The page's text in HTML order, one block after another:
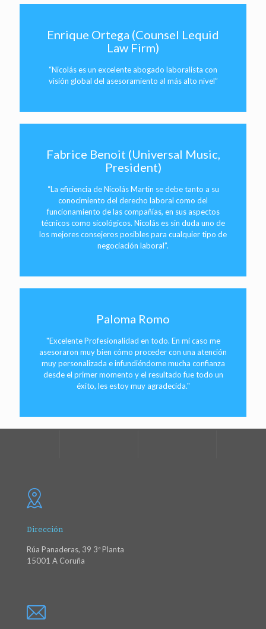
Enrique Ortega (Counsel Lequid
Law Firm)
“Nicolás es un excelente abogado laboralista con
visión global del asesoramiento al más alto nivel”
Fabrice Benoit (Universal Music,
President)
“La eficiencia de Nicolás Martin se debe tanto a su
conocimiento del derecho laboral como del
funcionamiento de las compañías, en sus aspectos
técnicos como sicológicos. Nicolás es sin duda uno de
los mejores consejeros posibles para cualquier tipo de
negociación laboral”.
Paloma Romo
"Excelente Profesionalidad en todo. En mi caso me
asesoraron muy bien cómo proceder con una atención
muy personalizada e infundiéndome mucha confianza
desde el primer momento y el resultado fue todo un
éxito, les estoy muy agradecida."
Dirección
Rúa Panaderas, 39 3ª Planta
15001 A Coruña